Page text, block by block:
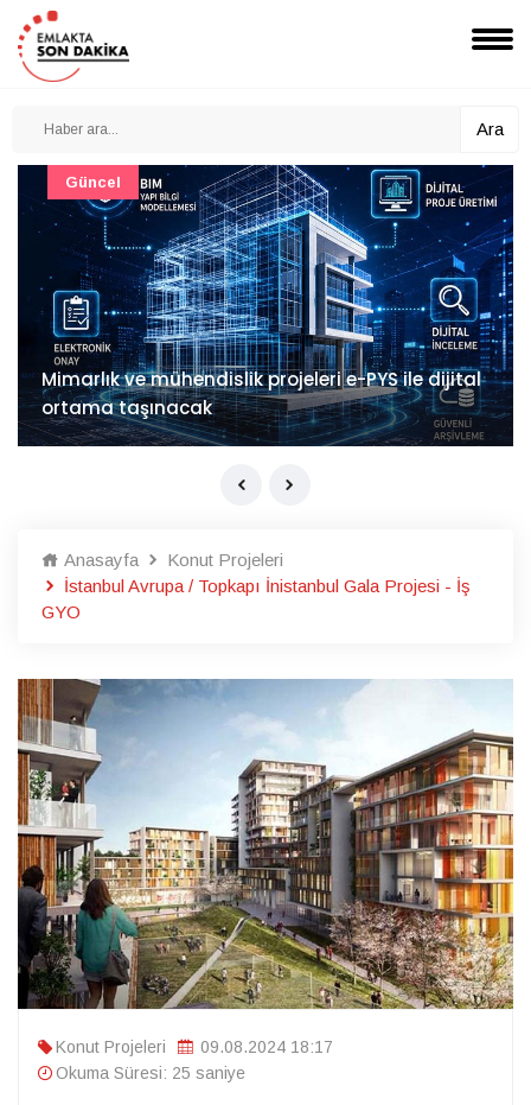
Ara
LG Sound Suite Türkiye'de satışta
Akıllı Ev Sistemleri
Anasayfa
Konut Projeleri
İstanbul Avrupa / Topkapı İnistanbul Gala Projesi - İş
GYO
Konut Projeleri
09.08.2024 18:17
Okuma Süresi: 25 saniye